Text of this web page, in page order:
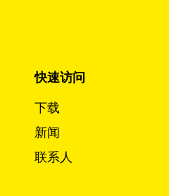
快速访问
下载
新闻
联系人